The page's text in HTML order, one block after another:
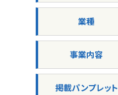
業種
事業内容
掲載パンプレット